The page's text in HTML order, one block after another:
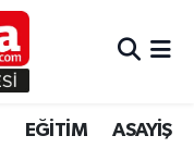
EĞİTİM ASAYİŞ